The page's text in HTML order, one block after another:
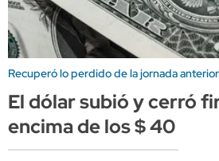
Recuperó lo perdido de la jornada anterior
El dólar subió y cerró
encima de los $ 40